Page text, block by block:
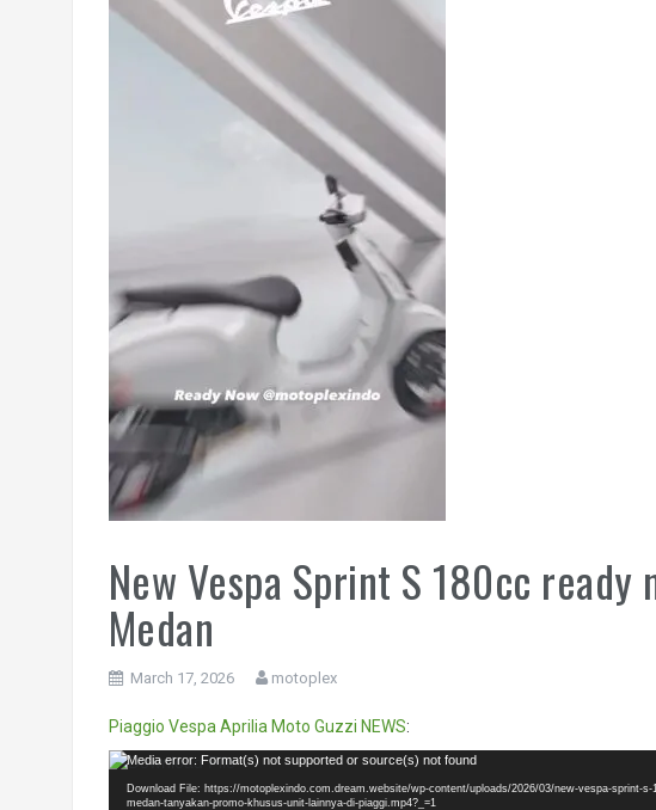
New Vespa Sprint S 180cc ready
Medan
March 17, 2026 motoplex
Piaggio Vespa Aprilia Moto Guzzi NEWS:
Video
Player
Media error: Format(s) not supported or source(s) not found
Download File: https://motoplexindo.com.dream.website/wp-content/uploads/2026/03/new-vespa-sprint-s-
medan-tanyakan-promo-khusus-unit-lainnya-di-piaggi.mp4?_=1